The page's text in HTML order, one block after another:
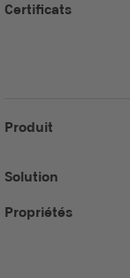
Certificats
Produit
Solution
Propriétés